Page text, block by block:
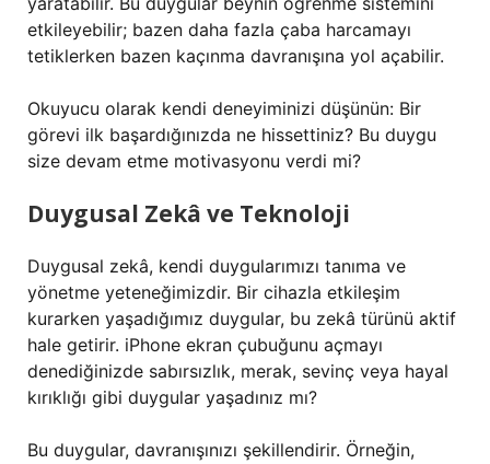
etkileyebilir; bazen daha fazla çaba harcamayı
tetiklerken bazen kaçınma davranışına yol açabilir.
Okuyucu olarak kendi deneyiminizi düşünün: Bir
görevi ilk başardığınızda ne hissettiniz? Bu duygu
size devam etme motivasyonu verdi mi?
Duygusal Zekâ ve Teknoloji
Duygusal zekâ, kendi duygularımızı tanıma ve
yönetme yeteneğimizdir. Bir cihazla etkileşim
kurarken yaşadığımız duygular, bu zekâ türünü aktif
hale getirir. iPhone ekran çubuğunu açmayı
denediğinizde sabırsızlık, merak, sevinç veya hayal
kırıklığı gibi duygular yaşadınız mı?
Bu duygular, davranışınızı şekillendirir. Örneğin,